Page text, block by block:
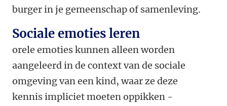
burger in je gemeenschap of samenleving.
Sociale emoties leren
orele emoties kunnen alleen worden
aangeleerd in de context van de sociale
omgeving van een kind, waar ze deze
kennis impliciet moeten oppikken -